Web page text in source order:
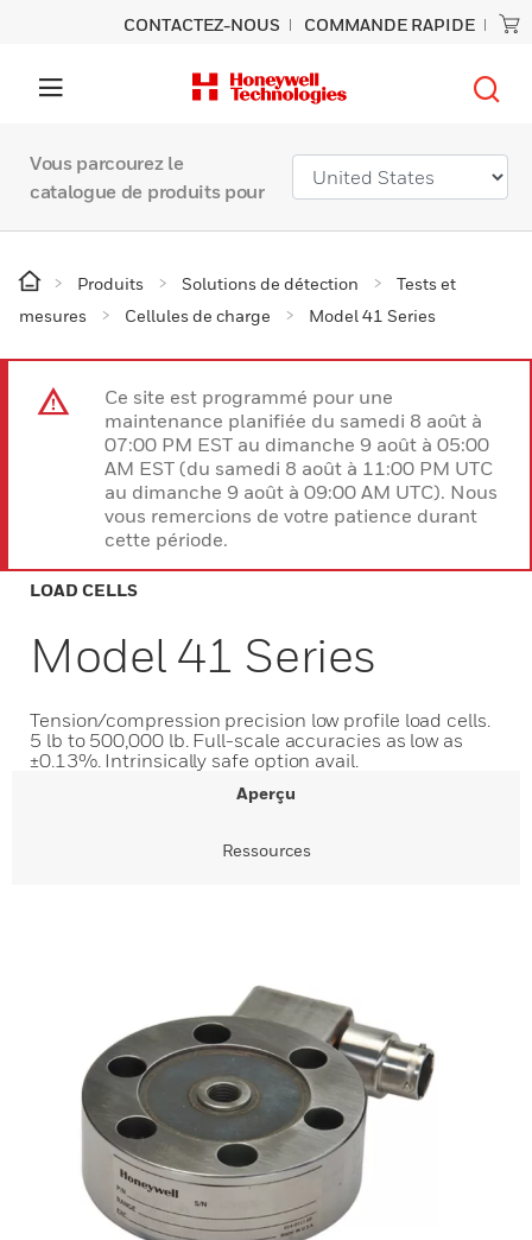
CONTACTEZ-NOUS COMMANDE RAPIDE
Vous parcourez le
catalogue de produits pour
Produits Solutions de détection
Tests et
mesures
Cellules de charge Model 41 Series
Ce site est programmé pour une
maintenance planifiée du samedi 8 août à
07:00 PM EST au dimanche 9 août à 05:00
AM EST (du samedi 8 août à 11:00 PM UTC
au dimanche 9 août à 09:00 AM UTC). Nous
vous remercions de votre patience durant
cette période.
LOAD CELLS
Model 41 Series
Tension/compression precision low profile load cells.
5 lb to 500,000 lb. Full-scale accuracies as low as
±0.13%. Intrinsically safe option avail.
Aperçu
Ressources